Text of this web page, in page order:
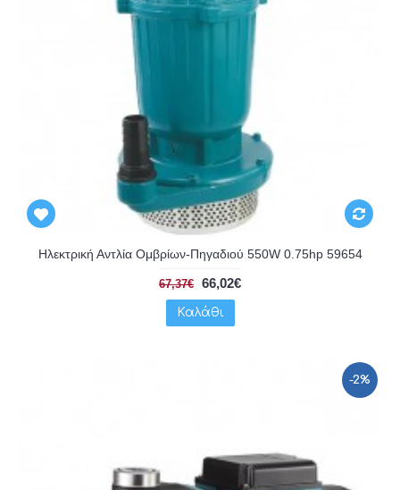
Ηλεκτρική Αντλία Ομβρίων-Πηγαδιού 550W 0.75hp 59654
67,37€ 66,02€
Καλάθι
-2%